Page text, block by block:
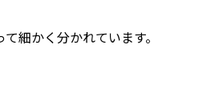
細かく分かれています。